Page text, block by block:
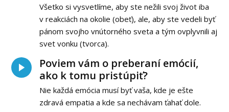
Všetko si vysvetlíme, aby ste nežili svoj život iba
v reakciách na okolie (obeť), ale, aby ste vedeli byť
pánom svojho vnútorného sveta a tým ovplyvnili aj
svet vonku (tvorca).
Poviem vám o preberaní emócií,
ako k tomu pristúpiť?
Nie každá emócia musí byť vaša, kde je ešte
zdravá empatia a kde sa nechávam ťahať dole.